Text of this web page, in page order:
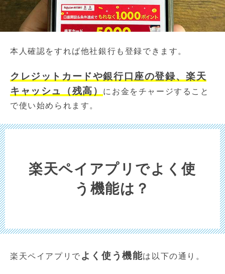
本人確認をすれば他社銀行も登録できます。
クレジットカードや銀行口座の登録、楽天
キャッシュ（残高）
にお金をチャージすること
で使い始められます。
楽天ペイアプリでよく使
う機能は？
楽天ペイアプリで よく使う機能は以下の通り。